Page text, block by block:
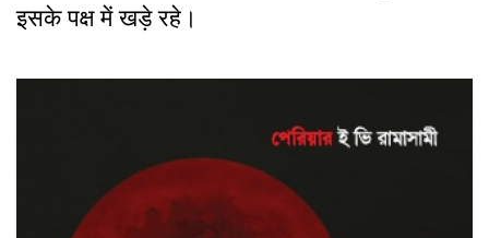
इसके पक्ष में खड़े रहे।